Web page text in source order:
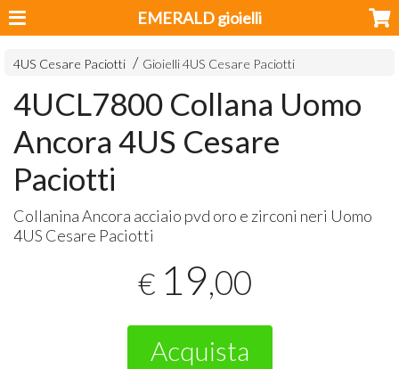
EMERALD gioielli
4US Cesare Paciotti Gioielli 4US Cesare Paciotti
4UCL7800 Collana Uomo
Ancora 4US Cesare
Paciotti
Collanina Ancora acciaio pvd oro e zirconi neri Uomo
4US Cesare Paciotti
€ 19,00
Acquista